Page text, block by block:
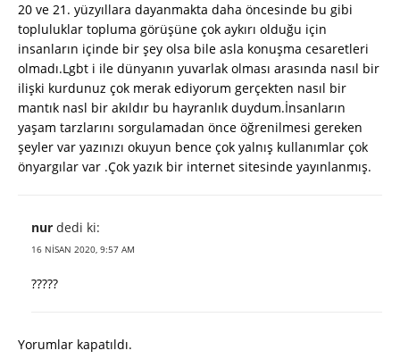
20 ve 21. yüzyıllara dayanmakta daha öncesinde bu gibi
topluluklar topluma görüşüne çok aykırı olduğu için
insanların içinde bir şey olsa bile asla konuşma cesaretleri
olmadı.Lgbt i ile dünyanın yuvarlak olması arasında nasıl bir
ilişki kurdunuz çok merak ediyorum gerçekten nasıl bir
mantık nasl bir akıldır bu hayranlık duydum.İnsanların
yaşam tarzlarını sorgulamadan önce öğrenilmesi gereken
şeyler var yazınızı okuyun bence çok yalnış kullanımlar çok
önyargılar var .Çok yazık bir internet sitesinde yayınlanmış.
nur dedi ki:
16 NISAN 2020, 9:57 AM
?????
Yorumlar kapatıldı.